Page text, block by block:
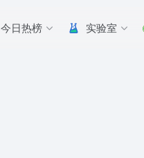
今日热榜 实验室